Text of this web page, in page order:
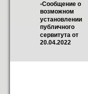
◦Cообщение о
возможном
установлении
публичного
сервитута от
20.04.2022